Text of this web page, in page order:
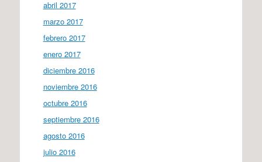
abril 2017
marzo 2017
febrero 2017
enero 2017
diciembre 2016
noviembre 2016
octubre 2016
septiembre 2016
agosto 2016
julio 2016